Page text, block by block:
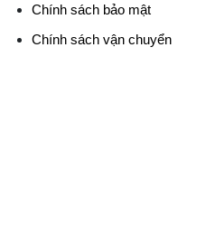
Chính sách bảo mật
Chính sách vận chuyển